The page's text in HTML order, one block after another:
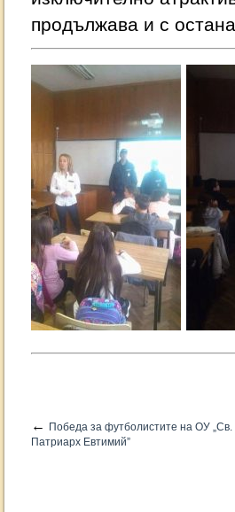
продължава и с
←
Победа за футболистите на ОУ „Св.
Патриарх Евтимий”